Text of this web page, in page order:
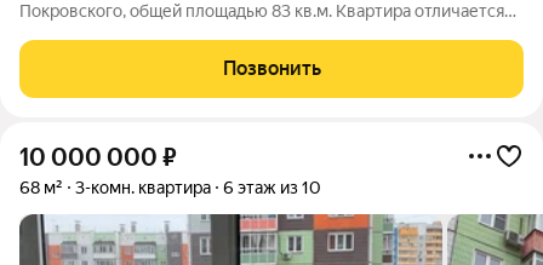
Покровского, общей площадью 83 кв.м. Квартира отличается
обеспечивает комфорт для большой семьи или возможности
для организации личного
Позвонить
10 000 000 ₽
68 м² 3-комн. квартира 6 этаж из 10